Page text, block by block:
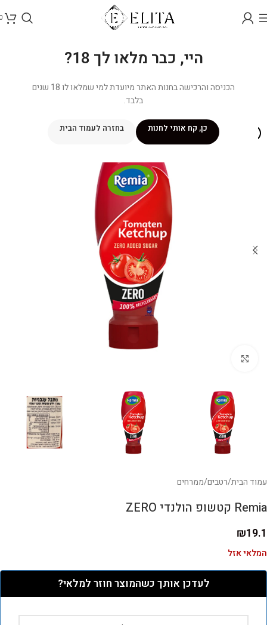
היי, כבר מלאו לך 18?
הכניסה והרכישה בחנות האתר מיועדת למי שמלאו לו 18 שנים
בלבד.
כן, קח אותי לחנות בחזרה לעמוד הבית
עמוד הבית/רטבים/ממרחים
Remia קטשופ הולנדי ZERO
₪19.1
המלאי אזל
לעדכן אותך כשהמוצר חוזר למלאי?